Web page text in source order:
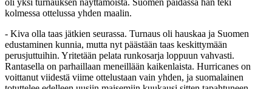
kolmessa ottelussa yhden maalin.
- Kiva olla taas jätkien seurassa. Turnaus oli hauskaa ja Suomen
edustaminen kunnia, mutta nyt päästään taas keskittymään
perusjuttuihin. Yritetään pelata runkosarja loppuun vahvasti.
Rantasella on parhaillaan meneillään kaikenlaista. Hurricanes on
voittanut viidestä viime ottelustaan vain yhden, ja suomalainen